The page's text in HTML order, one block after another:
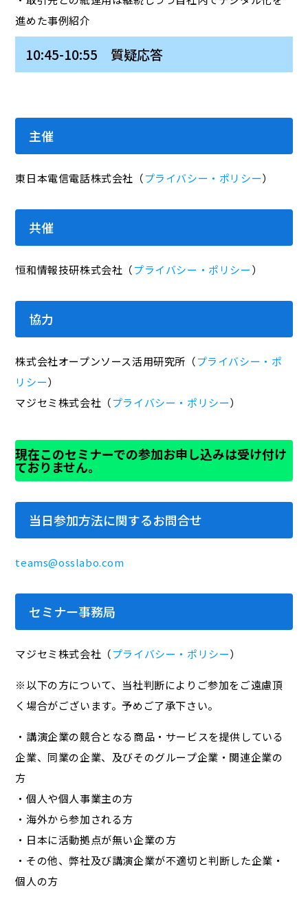
進めた事例紹介
10:45-10:55 質疑応答
主催
東日本電信電話株式会社（プライバシー・ポリシー）
共催
恒和情報技研株式会社（プライバシー・ポリシー）
協力
株式会社オープンソース活用研究所（プライバシー・ポ
リシー）
マジセミ株式会社（プライバシー・ポリシー）
現在このセミナーでの参加お申し込みは受け付け
ておりません。
当日参加方法に関するお問合せ
teams@osslabo.com
セミナー事務局
マジセミ株式会社（プライバシー・ポリシー）
※以下の方について、当社判断によりご参加をご遠慮頂
く場合がございます。予めご了承下さい。
・講演企業の競合となる商品・サービスを提供している
企業、同業の企業、及びそのグループ企業・関連企業の
方
・個人や個人事業主の方
・海外から参加される方
・日本に活動拠点が無い企業の方
・その他、弊社及び講演企業が不適切と判断した企業・
個人の方